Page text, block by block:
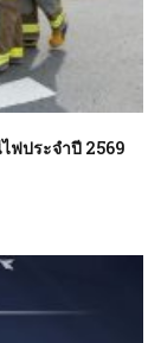
ฟประจำปี 2569